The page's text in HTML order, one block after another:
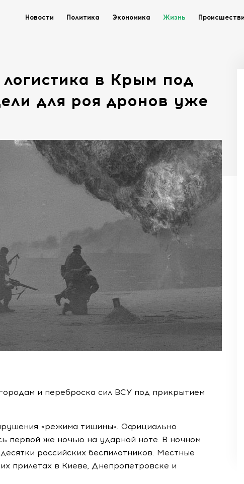
Новости Политика Экономика Жизнь
в Крым под
для роя дронов уже
и переброска сил ВСУ под прикрытием
«режима тишины». Официально
первой же ночью на ударной ноте. В ночном
российских беспилотников. Местные
прилетах в Киеве, Днепропетровске и